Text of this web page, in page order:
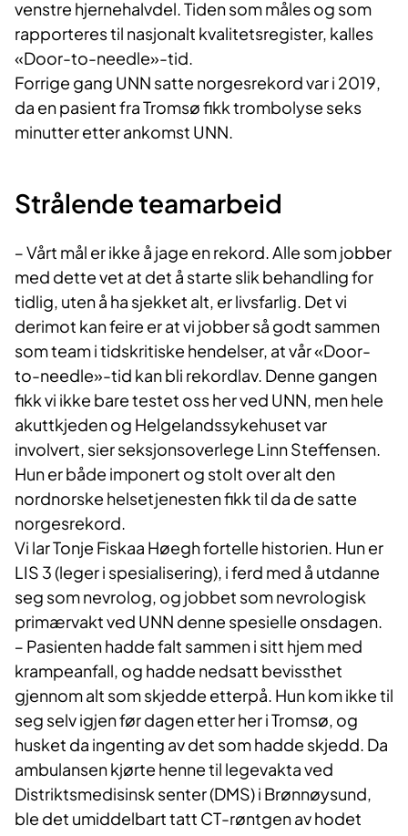
venstre hjernehalvdel. Tiden som måles og som
rapporteres til nasjonalt kvalitetsregister, kalles
«Door-to-needle»-tid.
Forrige gang UNN satte norgesrekord var i 2019,
da en pasient fra Tromsø fikk trombolyse seks
minutter etter ankomst UNN.
Strålende teamarbeid
‒ Vårt mål er ikke å jage en rekord. Alle som jobber
med dette vet at det å starte slik behandling for
tidlig, uten å ha sjekket alt, er livsfarlig. Det vi
derimot kan feire er at vi jobber så godt sammen
som team i tidskritiske hendelser, at vår «Door-
to-needle»-tid kan bli rekordlav. Denne gangen
fikk vi ikke bare testet oss her ved UNN, men hele
akuttkjeden og Helgelandssykehuset var
involvert, sier seksjonsoverlege Linn Steffensen.
Hun er både imponert og stolt over alt den
nordnorske helsetjenesten fikk til da de satte
norgesrekord.
Vi lar Tonje Fiskaa Høegh fortelle historien. Hun er
LIS 3 (leger i spesialisering), i ferd med å utdanne
seg som nevrolog, og jobbet som nevrologisk
primærvakt ved UNN denne spesielle onsdagen.
‒ Pasienten hadde falt sammen i sitt hjem med
krampeanfall, og hadde nedsatt bevissthet
gjennom alt som skjedde etterpå. Hun kom ikke til
seg selv igjen før dagen etter her i Tromsø, og
husket da ingenting av det som hadde skjedd. Da
ambulansen kjørte henne til legevakta ved
Distriktsmedisinsk senter (DMS) i Brønnøysund,
ble det umiddelbart tatt CT-røntgen av hodet